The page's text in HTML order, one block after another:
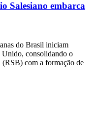
Salesiano embarca
do Brasil iniciam
Unido, consolidando o
(RSB) com a formação de